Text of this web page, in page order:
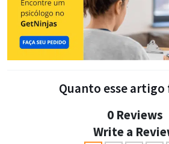
Quanto esse
0 Reviews
Write a